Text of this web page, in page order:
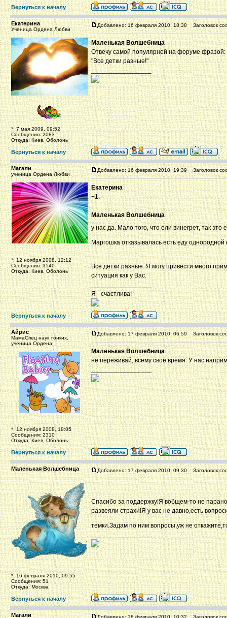
Вернуться к началу
Екатерина
Ученица Ордена Любви
*: 7 мая 2009, 09:52
Сообщения: 2083
Откуда: Киев, Оболонь
Добавлено: 16 февраля 2010, 18:38 Заголовок
Маленькая Волшебница
Отвечу самой популярной на форуме фразой:
"Все детки разные!"
_________________
Вернуться к началу
Магали
ученица Ордена Любви
*: 12 ноября 2008, 12:12
Сообщения: 3540
Откуда: Киев, Оболонь
Добавлено: 16 февраля 2010, 19:39 Заголовок
Екатерина
+1.
Маленькая Волшебница
у нас да. Мало того, что ели винегрет, так
Маргошка отказывалась есть еду
Все детки разные. Я могу привести много
ситуация как у Вас.
_________________
Я - счастлива!
Вернуться к началу
Айрис
МамаСпец наук тонких,
ученица Ордена
*: 12 ноября 2008, 18:05
Сообщения: 2310
Откуда: Киев, Оболонь
Добавлено: 17 февраля 2010, 06:59 Заголовок
Маленькая Волшебница
не переживай, всему свое время. У нас
_________________
Вернуться к началу
Маленькая Волшебница
*: 16 февраля 2010, 09:55
Сообщения: 51
Откуда: Москва
Добавлено: 17 февраля 2010, 09:30 Заголовок
Спасибо за поддержку!Я вобщем-то не
развеяли страхи!Я у вас не давно,есть
темки.Задам по ним вопросы,уж не
_________________
Вернуться к началу
Магали Добавлено: 18 февраля 2010, 10:32 Заголовок